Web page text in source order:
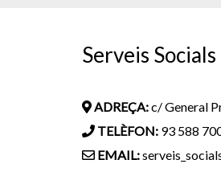
Serveis Socials
ADREÇA:c/ General
TELÈFON: 93 588
EMAIL: